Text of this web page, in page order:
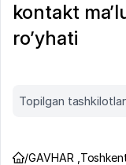
kontakt
ro’yhati
Topilgan
/GAVHAR